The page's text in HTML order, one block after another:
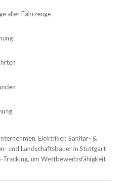
aller Fahrzeuge
Elektriker, Sanitär- &
und Landschaftsbauer in Stuttgart
Tracking, um Wettbewerbsfähigkeit